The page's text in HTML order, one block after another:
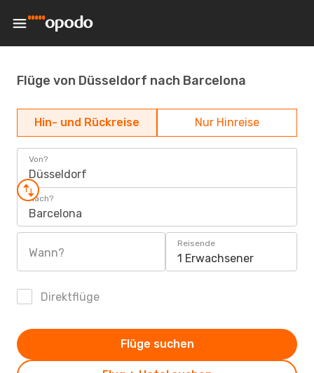
Flüge von Düsseldorf nach Barcelona
Hin- und Rückreise Nur Hinreise
Von?
Düsseldorf
Nach?
Barcelona
Wann?
Reisende
1 Erwachsener
Direktflüge
Flüge suchen